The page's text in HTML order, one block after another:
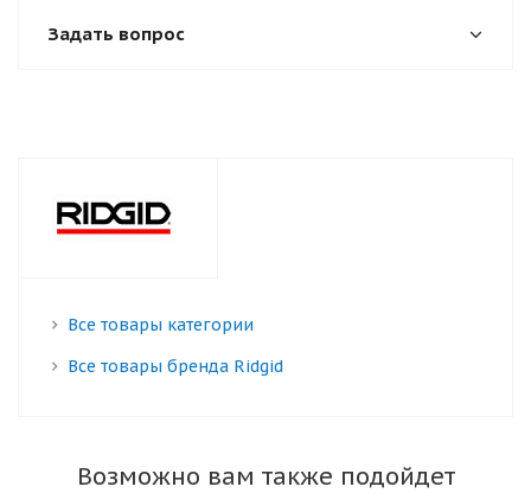
Задать вопрос
Все товары категории
Все товары бренда Ridgid
Возможно вам также подойдет